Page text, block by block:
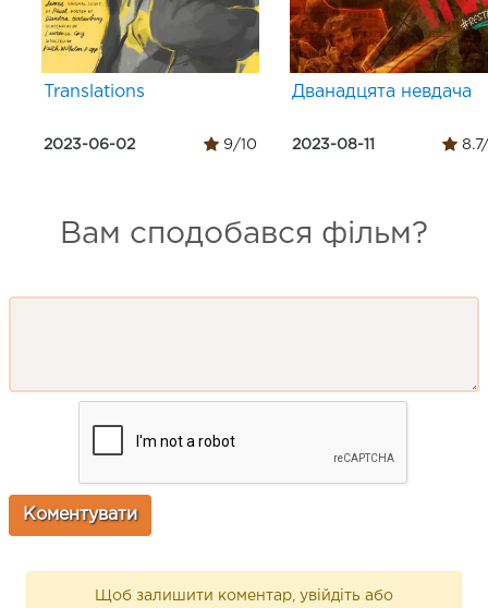
Translations
2023-06-02 9/10
Дванадцята невдача
2023-08-11
Вам сподобався фільм?
Щоб залишити коментар, увійдіть або